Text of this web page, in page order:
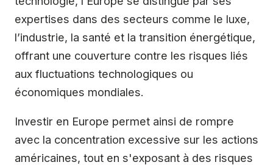
expertises dans des secteurs comme le luxe,
l’industrie, la santé et la transition énergétique,
offrant une couverture contre les risques liés
aux fluctuations technologiques ou
économiques mondiales.
Investir en Europe permet ainsi de rompre
avec la concentration excessive sur les actions
américaines, tout en s'exposant à des risques